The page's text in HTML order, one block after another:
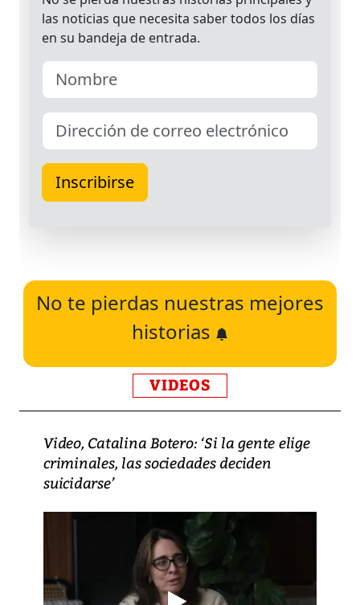
No te pierdas nuestras mejores
historias
VIDEOS
Video, Catalina Botero: ‘Si la gente elige
criminales, las sociedades deciden
suicidarse’